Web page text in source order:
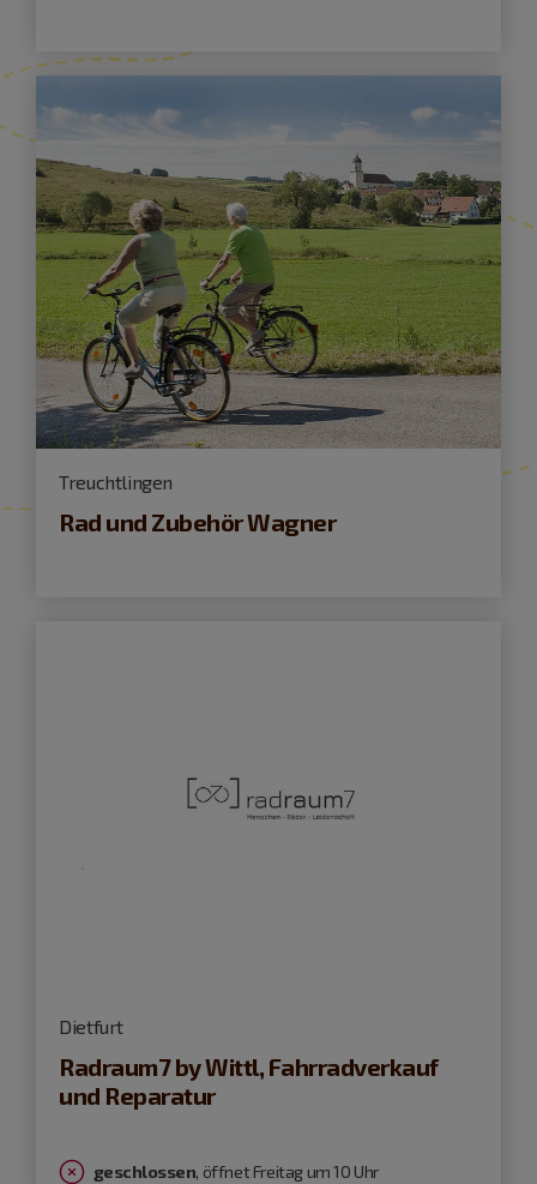
Treuchtlingen
Rad und Zubehör Wagner
Dietfurt
Radraum7 by Wittl, Fahrradverkauf
und Reparatur
geschlossen, öffnet Freitag um 10 Uhr